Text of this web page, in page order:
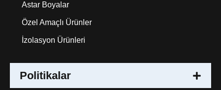
Astar Boyalar
Özel Amaçlı Ürünler
İzolasyon Ürünleri
Politikalar